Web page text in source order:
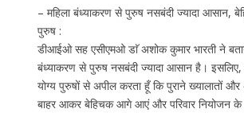
– महिला बंध्याकरण से पुरुष नसबंदी ज्यादा आसान,
पुरुष :
डीआईओ सह एसीएमओ डाॅ अशोक कुमार भारती ने
बंध्याकरण से पुरुष नसबंदी ज्यादा आसान है।
योग्य पुरुषों से अपील करता हूँ कि पुराने ख्यालातों
बाहर आकर बेहिचक आगे आएं और परिवार नियोजन के